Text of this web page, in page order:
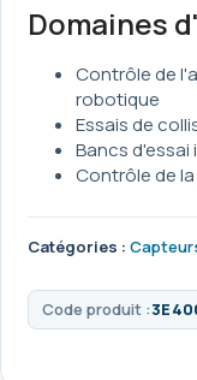
Domaines
Contrôle de
robotique
Essais de
Bancs d'essai
Contrôle de
Catégories :
Code produit :